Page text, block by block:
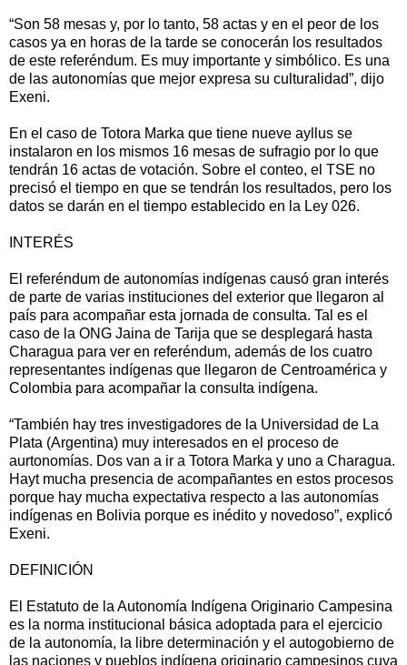
“Son 58 mesas y, por lo tanto, 58 actas y en el peor de los
casos ya en horas de la tarde se conocerán los resultados
de este referéndum. Es muy importante y simbólico. Es una
de las autonomías que mejor expresa su culturalidad”, dijo
Exeni.
En el caso de Totora Marka que tiene nueve ayllus se
instalaron en los mismos 16 mesas de sufragio por lo que
tendrán 16 actas de votación. Sobre el conteo, el TSE no
precisó el tiempo en que se tendrán los resultados, pero los
datos se darán en el tiempo establecido en la Ley 026.
INTERÉS
El referéndum de autonomías indígenas causó gran interés
de parte de varias instituciones del exterior que llegaron al
país para acompañar esta jornada de consulta. Tal es el
caso de la ONG Jaina de Tarija que se desplegará hasta
Charagua para ver en referéndum, además de los cuatro
representantes indígenas que llegaron de Centroamérica y
Colombia para acompañar la consulta indígena.
“También hay tres investigadores de la Universidad de La
Plata (Argentina) muy interesados en el proceso de
aurtonomías. Dos van a ir a Totora Marka y uno a Charagua.
Hayt mucha presencia de acompañantes en estos procesos
porque hay mucha expectativa respecto a las autonomías
indígenas en Bolivia porque es inédito y novedoso”, explicó
Exeni.
DEFINICIÓN
El Estatuto de la Autonomía Indígena Originario Campesina
es la norma institucional básica adoptada para el ejercicio
de la autonomía, la libre determinación y el autogobierno de
las naciones y pueblos indígena originario campesinos cuya